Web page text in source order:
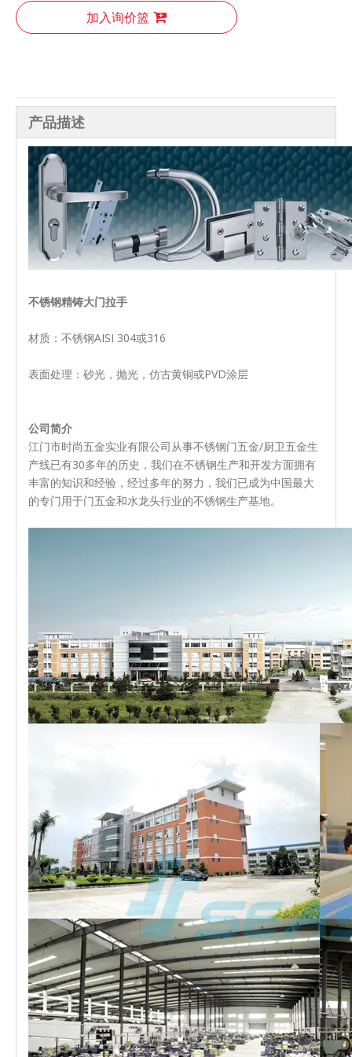
加入询价篮
产品描述
不锈钢精铸大门拉手
材质：不锈钢AISI 304或316
表面处理：砂光，抛光，仿古黄铜或PVD涂层
公司简介
江门市时尚五金实业有限公司从事不锈钢门五金/厨卫五金生
产线已有30多年的历史，我们在不锈钢生产和开发方面拥有
丰富的知识和经验，经过多年的努力，我们已成为中国最大
的专门用于门五金和水龙头行业的不锈钢生产基地。